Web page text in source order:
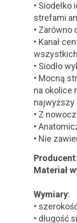
•
strefami
• Zarówno
• Kanał
• Siodło
• Mocną
na okolice
najwyższy
• Z
•
• Nie
Producent
Materiał
Wymiary:
•
• długość